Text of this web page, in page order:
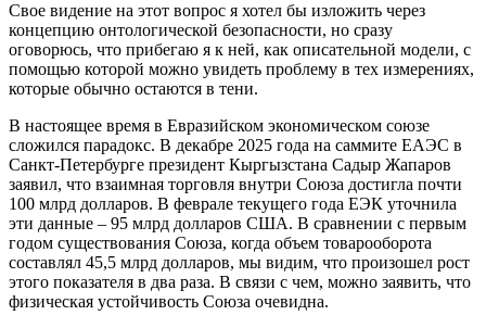
Свое видение на этот вопрос я хотел бы изложить через
концепцию онтологической безопасности, но сразу
оговорюсь, что прибегаю я к ней, как описательной модели, с
помощью которой можно увидеть проблему в тех измерениях,
которые обычно остаются в тени.
В настоящее время в Евразийском экономическом союзе
сложился парадокс. В декабре 2025 года на саммите ЕАЭС в
Санкт-Петербурге президент Кыргызстана Садыр Жапаров
заявил, что взаимная торговля внутри Союза достигла почти
100 млрд долларов. В феврале текущего года ЕЭК уточнила
эти данные – 95 млрд долларов США. В сравнении с первым
годом существования Союза, когда объем товарооборота
составлял 45,5 млрд долларов, мы видим, что произошел рост
этого показателя в два раза. В связи с чем, можно заявить, что
физическая устойчивость Союза очевидна.